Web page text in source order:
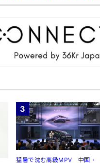
3
猛暑で沈む高級MPV 中国・